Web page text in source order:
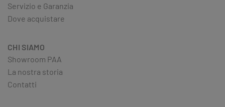
Servizio e Garanzia
Dove acquistare
CHI SIAMO
Showroom PAA
La nostra storia
Contatti